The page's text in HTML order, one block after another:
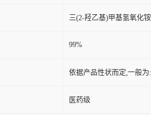
三(2-羟乙基)甲基氢氧化
99%
依据产品性状而定,一般
医药级